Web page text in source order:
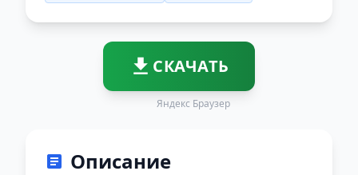
СКАЧАТЬ
Яндекс Браузер
Описание